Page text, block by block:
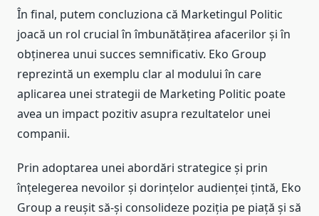
În final, putem concluziona că Marketingul Politic
joacă un rol crucial în îmbunătățirea afacerilor și în
obținerea unui succes semnificativ. Eko Group
reprezintă un exemplu clar al modului în care
aplicarea unei strategii de Marketing Politic poate
avea un impact pozitiv asupra rezultatelor unei
companii.
Prin adoptarea unei abordări strategice și prin
înțelegerea nevoilor și dorințelor audienței țintă, Eko
Group a reușit să-și consolideze poziția pe piață și să